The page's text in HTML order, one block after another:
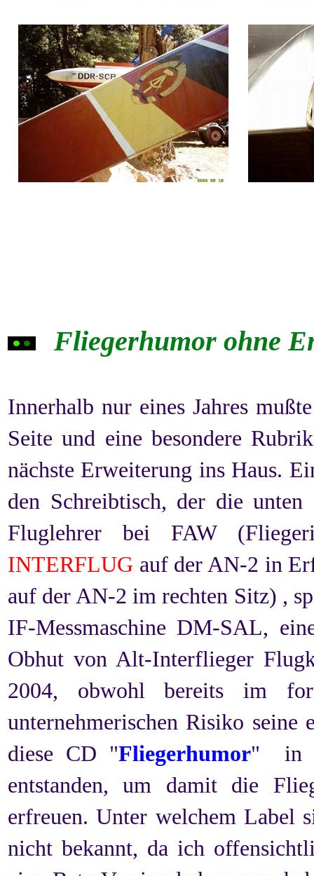
Fliegerhumor ohne
Innerhalb nur eines Jahres
Seite und eine besondere
nächste Erweiterung ins Haus.
den Schreibtisch, der die
Fluglehrer bei FAW
INTERFLUG auf der AN-2 in
auf der AN-2 im rechten Sitz) ,
IF-Messmaschine DM-SAL,
Obhut von Alt-Interflieger
2004, obwohl bereits im
unternehmerischen Risiko
diese CD "Fliegerhumor" in
entstanden, um damit die
erfreuen. Unter welchem Label
nicht bekannt, da ich